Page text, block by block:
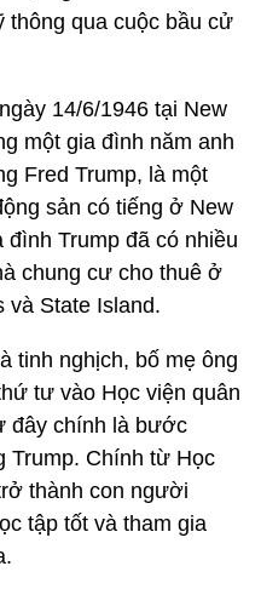
qua cuộc bầu cử
14/6/1946 tại New
một gia đình năm anh
Fred Trump, là một
sản có tiếng ở New
đình Trump đã có nhiều
chung cư cho thuê ở
và State Island.
tinh nghịch, bố mẹ ông
tư vào Học viện quân
đây chính là bước
Trump. Chính từ Học
thành con người
tập tốt và tham gia